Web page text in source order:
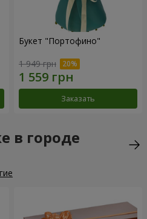
Букет "Портофино"
1 949 грн
Заказать
в городе